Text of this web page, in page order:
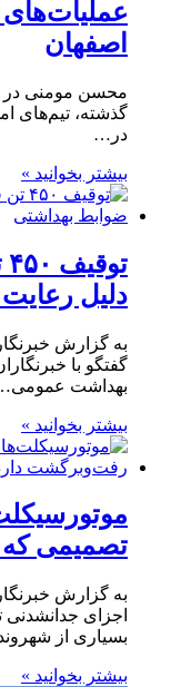
اصفهان
محسن مومنی در
گذشته، تیم‌های
در…
بیشتر بخوانید »
دلیل
به گزارش
گفتگو با
بهداشت
بیشتر بخوانید »
تصمیمی که ۹ سال رفت‌وبرگشت دارد
به گزارش
اجزای جدانشدنی
بسیاری از
بیشتر بخوانید »